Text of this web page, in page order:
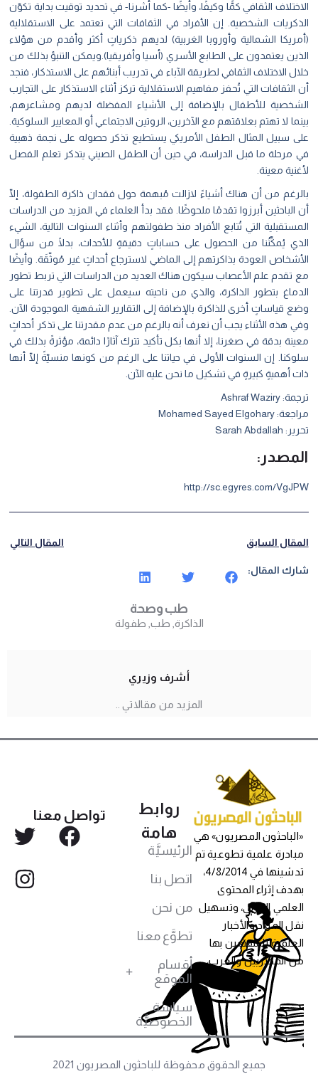
الاختلاف الثقافي كمًّا وكيفًا، وأيضًا -كما أشرنا- في تحديد توقيت بداية تكوّن
الذكريات الشخصية. إن الأفراد في الثقافات التي تعتمد على الاستقلالية
(أمريكا الشمالية وأوروبا الغربية) لديهم ذكرياتٍ أكثر وأقدم من هؤلاء
الذين يعتمدون على الطابع الأسري (أسيا وأفريقيا).ويمكن التنبؤ بذلك من
خلال الاختلاف الثقافي لطريقة الآباء في تدريب أبنائهم على الاستذكار، فنجد
أن الثقافات التي تُحفز مفاهيم الاستقلالية تركز أثناء الاستذكار على التجارب
الشخصية للأطفال بالإضافة إلى الأشياء المفضلة لديهم ومشاعرهم،
بينما لا تهتم بعلاقتهم مع الآخرين، الروتين الاجتماعي أو المعايير السلوكية.
على سبيل المثال الطفل الأمريكي يستطيع تذكر حصوله على نجمة ذهبية
في مرحلة ما قبل الدراسة، في حين أن الطفل الصيني يتذكر تعلم الفصل
لأغنية معينة.
بالرغم من أن هناك أشياءً لازالت مُبهمة حول فقدان ذاكرة الطفولة، إلّا
أن الباحثين أبرزوا تقدمًا ملحوظًا. فقد بدأ العلماء في المزيد من الدراسات
المستقبلية التي تُتابع الأفراد منذ طفولتهم وأثناء السنوات التالية، الشيء
الذي يُمكِّنُنا من الحصول على حساباتٍ دقيقةٍ للأحداث، بدلًا من سؤال
الأشخاص العودة بذاكرتهم إلى الماضي لاسترجاع أحداثٍ غير مُوثّقَة. وأيضًا
مع تقدم علم الأعصاب سيكون هناك العديد من الدراسات التي تربط تطور
الدماغ بتطور الذاكرة، والذي من ناحيته سيعمل على تطوير قدرتنا على
وضع قياساتٍ أخرى للذاكرة بالإضافة إلى التقارير الشفهية الموجودة الآن.
وفي هذه الأثناء يجب أن نعرف أنه بالرغم من عدم مقدرتنا على تذكر أحداثٍ
معينة بدقة في صغرنا، إلا أنها بكل تأكيد تترك آثارًا دائمة، مؤثرةً بذلك في
سلوكنا. إن السنوات الأولى في حياتنا على الرغم من كونها منسيّةً إلّا أنها
ذات أهميةٍ كبيرةٍ في تشكيل ما نحن عليه الآن.
ترجمة:Ashraf Waziry
مراجعة:Mohamed Sayed Elgohary
تحرير: Sarah Abdallah
المصدر:
http://sc.egyres.com/VgJPW
المقال السابق المقال التالي
شارك المقال:
طب وصحة
الذاكرة طب طفولة
أشرف وزيري
المزيد من مقالاتي ..
«الباحثون المصريون» هي
مبادرة علمية تطوعية تم
تدشينها في 4/8/2014،
بهدف إثراء المحتوى
العلمي العربي، وتسهيل
نقل المواد والأخبار
العلمية للمهتمين بها
من المصريين والعرب،
روابط
هامة
الرئيسيَّة
اتصل بنا
من نحن
تطوَّع معنا
أقسام
الموقع
سياسة
الخصوصيَّة
تواصل معنا
جميع الحقوق محفوظة للباحثون المصريون 2021